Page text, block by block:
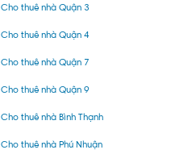
Cho thuê nhà Quận 3
Cho thuê nhà Quận 4
Cho thuê nhà Quận 7
Cho thuê nhà Quận 9
Cho thuê nhà Bình Thạnh
Cho thuê nhà Phú Nhuận